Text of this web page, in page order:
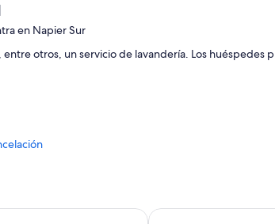
en Napier Sur
otros, un servicio de lavandería. Los huéspedes
Court Motel disponen de comodidades tales como
Marineland Motel